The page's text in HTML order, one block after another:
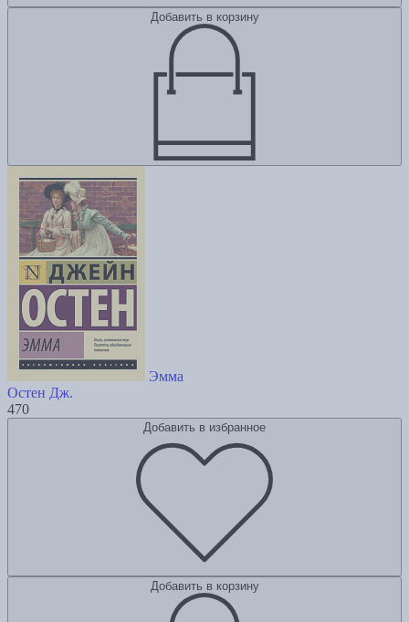
Добавить в корзину
Эмма
Остен Дж.
470
Добавить в избранное
Добавить в корзину